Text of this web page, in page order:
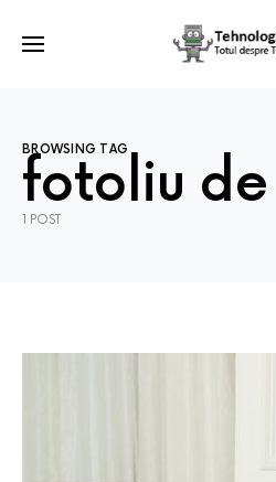
BROWSING TAG
fotoliu de
1 POST